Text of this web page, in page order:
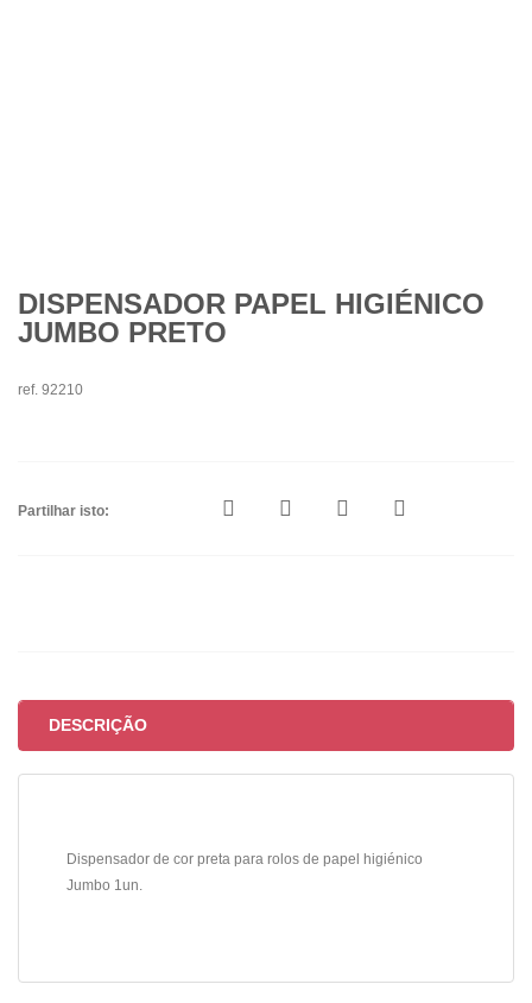
DISPENSADOR PAPEL HIGIÉNICO
JUMBO PRETO
ref. 92210
Partilhar isto:
DESCRIÇÃO
Dispensador de cor preta para rolos de papel higiénico
Jumbo 1un.